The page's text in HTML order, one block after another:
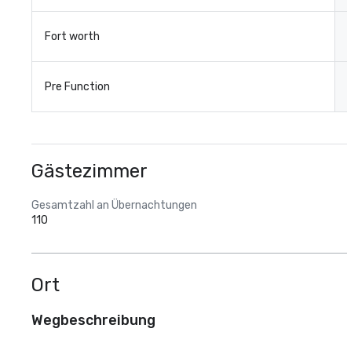
Fort worth
Pre Function
Gästezimmer
Gesamtzahl an Übernachtungen
110
Ort
Wegbeschreibung